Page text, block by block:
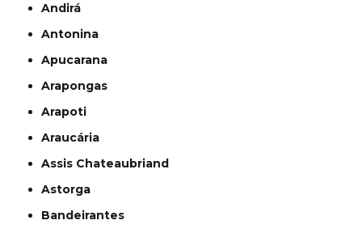
Andirá
Antonina
Apucarana
Arapongas
Arapoti
Araucária
Assis Chateaubriand
Astorga
Bandeirantes